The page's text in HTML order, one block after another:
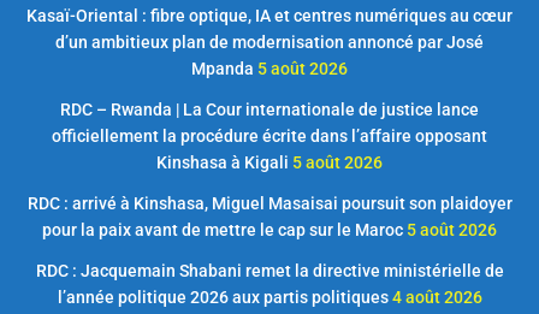
Kasaï-Oriental : fibre optique, IA et centres numériques au cœur
d’un ambitieux plan de modernisation annoncé par José
Mpanda 5 août 2026
RDC – Rwanda | La Cour internationale de justice lance
officiellement la procédure écrite dans l’affaire opposant
Kinshasa à Kigali 5 août 2026
RDC : arrivé à Kinshasa, Miguel Masaisai poursuit son plaidoyer
pour la paix avant de mettre le cap sur le Maroc 5 août 2026
RDC : Jacquemain Shabani remet la directive ministérielle de
l’année politique 2026 aux partis politiques 4 août 2026